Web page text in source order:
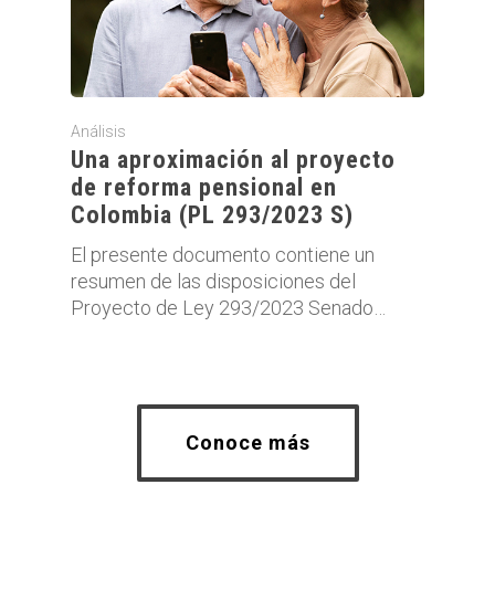
Análisis
Una aproximación al proyecto
de reforma pensional en
Colombia (PL 293/2023 S)
El presente documento contiene un
resumen de las disposiciones del
Proyecto de Ley 293/2023 Senado…
Conoce más